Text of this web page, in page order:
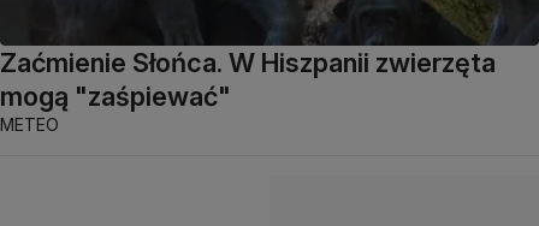
Zaćmienie Słońca. W Hiszpanii zwierzęta
mogą "zaśpiewać"
METEO